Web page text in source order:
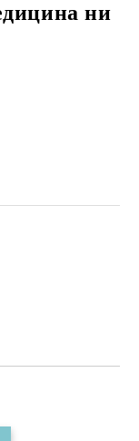
ни